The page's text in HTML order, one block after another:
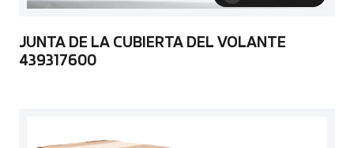
JUNTA DE LA CUBIERTA DEL VOLANTE
439317600